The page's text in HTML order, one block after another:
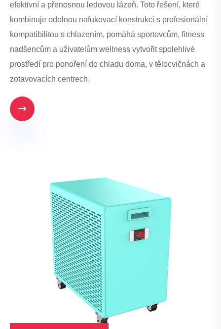
efektivní a přenosnou ledovou lázeň. Toto řešení, které
kombinuje odolnou nafukovací konstrukci s profesionální
kompatibilitou s chlazením, pomáhá sportovcům, fitness
nadšencům a uživatelům wellness vytvořit spolehlivé
prostředí pro ponoření do chladu doma, v tělocvičnách a
zotavovacích centrech.
